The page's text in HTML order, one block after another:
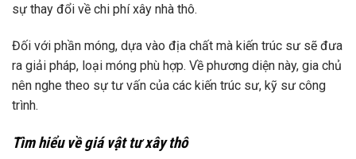
sự thay đổi về chi phí xây nhà thô.
Đối với phần móng, dựa vào địa chất mà kiến trúc sư sẽ đưa
ra giải pháp, loại móng phù hợp. Về phương diện này, gia chủ
nên nghe theo sự tư vấn của các kiến trúc sư, kỹ sư công
trình.
Tìm hiểu về giá vật tư xây thô